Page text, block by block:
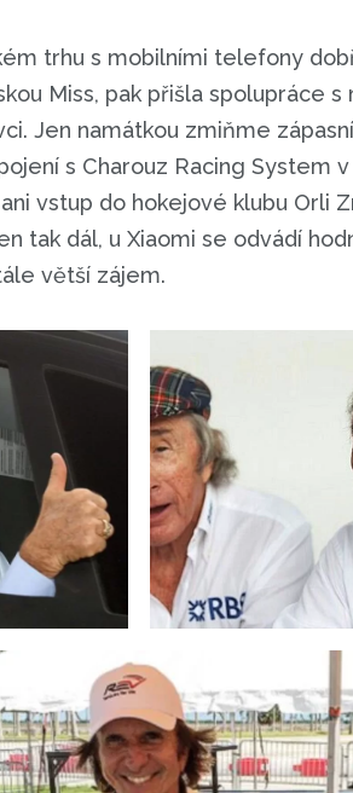
trhu s mobilními telefony
Miss, pak přišla spolupráce
Jen namátkou zmiňme
s Charouz Racing System
vstup do hokejové klubu Orli
tak dál, u Xiaomi se odvádí
větší zájem.